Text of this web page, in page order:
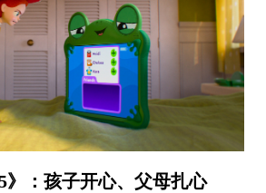
》：孩子开心、父母扎心